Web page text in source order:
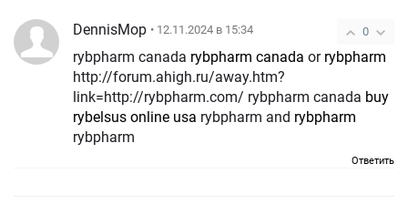
0
DennisMop • 12.11.2024 в 15:34
rybpharm canada rybpharm canada or rybpharm
http://forum.ahigh.ru/away.htm?
link=http://rybpharm.com/ rybpharm canada buy
rybelsus online usa rybpharm and rybpharm
rybpharm
Ответить